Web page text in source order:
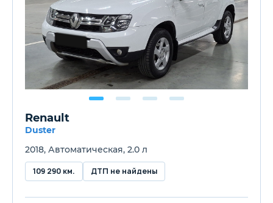
Renault
Duster
2018, Автоматическая, 2.0 л
109 290 км. ДТП не найдены